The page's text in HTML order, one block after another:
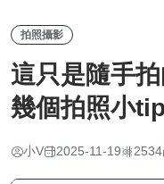
拍照攝影
這只是隨手
幾個拍照小
小V 2025-11-19 2534